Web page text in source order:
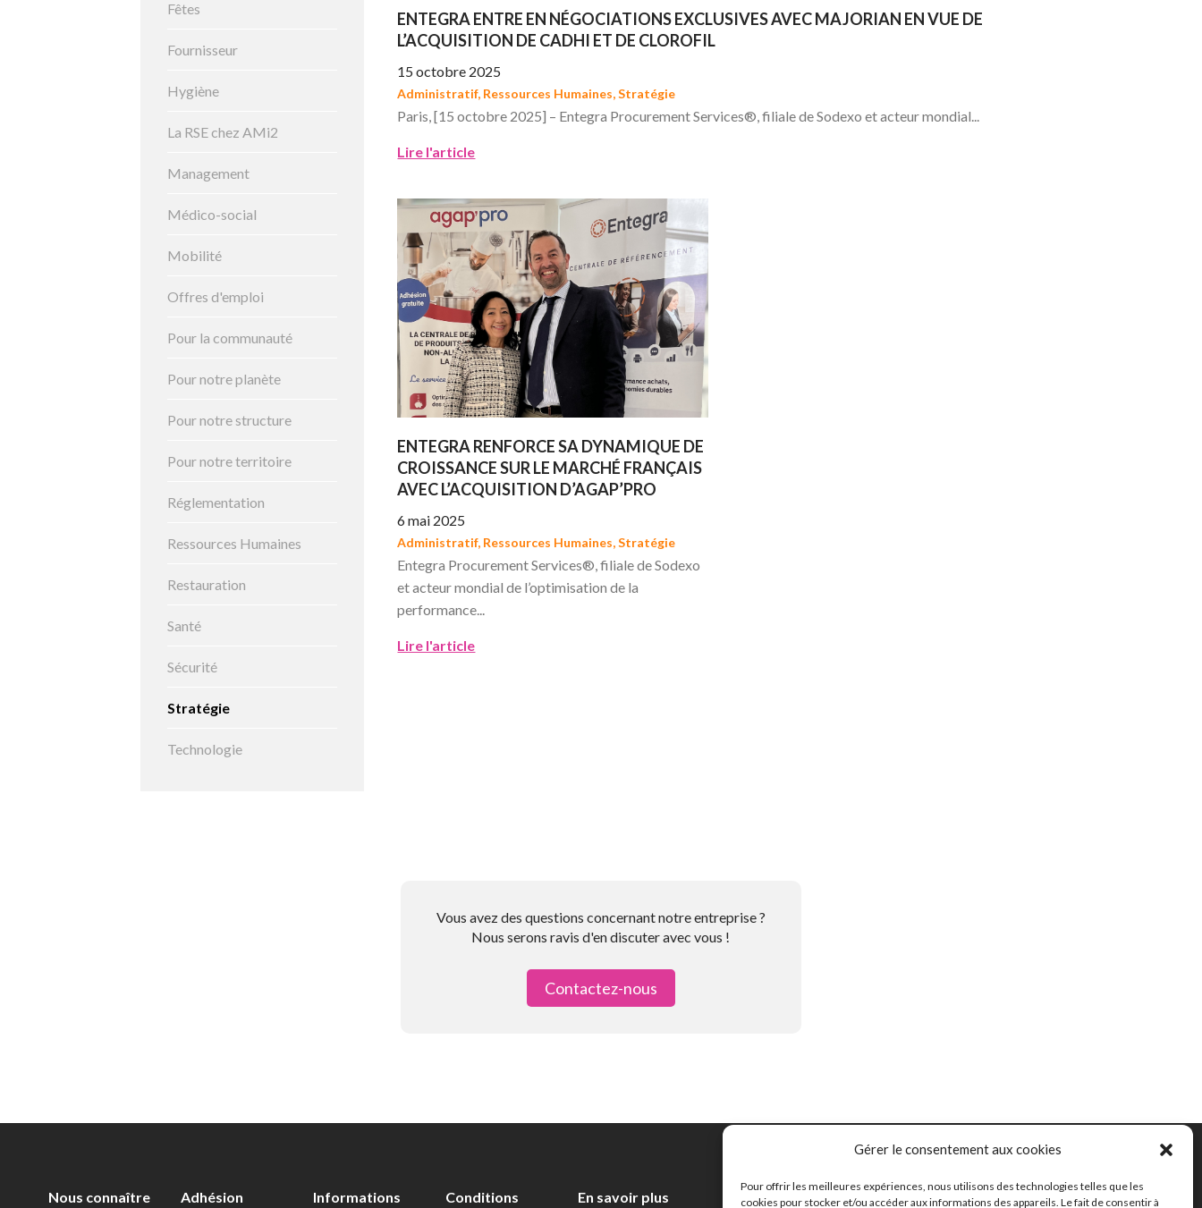
Gérer le consentement aux cookies
Pour offrir les meilleures expériences, nous utilisons des technologies telles que les
cookies pour stocker et/ou accéder aux informations des appareils. Le fait de consentir à
Fêtes
Fournisseur
Hygiène
La RSE chez AMi2
Management
Médico-social
Mobilité
Offres d'emploi
Pour la communauté
Pour notre planète
Pour notre structure
Pour notre territoire
Réglementation
Ressources Humaines
Restauration
Santé
Sécurité
Stratégie
Technologie
ENTEGRA ENTRE EN NÉGOCIATIONS EXCLUSIVES AVEC MAJORIAN EN VUE DE
L’ACQUISITION DE CADHI ET DE CLOROFIL
15 octobre 2025
Administratif, Ressources Humaines,Stratégie
Paris, [15 octobre 2025] – Entegra Procurement Services®, filiale de Sodexo et acteur mondial...
Lire l'article
ENTEGRA RENFORCE SA DYNAMIQUE DE
CROISSANCE SUR LE MARCHÉ FRANÇAIS
AVEC L’ACQUISITION D’AGAP’PRO
6 mai 2025
Administratif, Ressources Humaines,Stratégie
Entegra Procurement Services®, filiale de Sodexo
et acteur mondial de l’optimisation de la
performance...
Lire l'article
Vous avez des questions concernant notre entreprise ?
Nous serons ravis d'en discuter avec vous !
Contactez-nous
Nous connaître Adhésion Informations Conditions En savoir plus 162 chemin de la